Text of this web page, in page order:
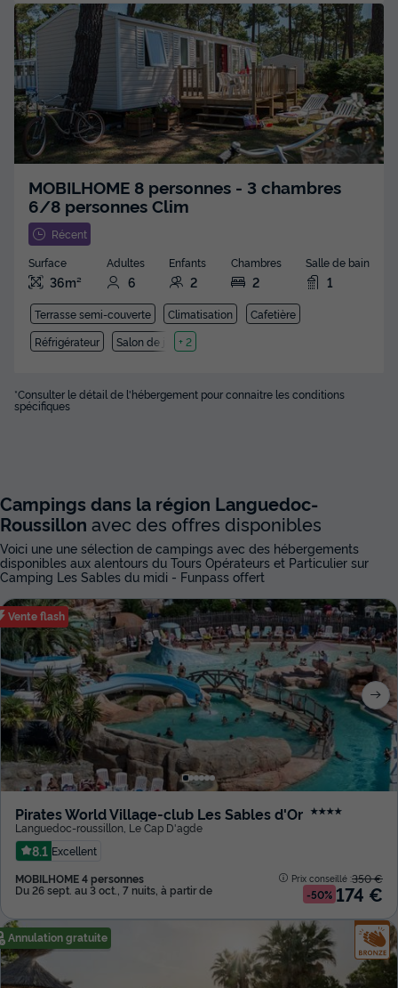
MOBILHOME 8 personnes - 3 chambres
6/8 personnes Clim
Récent
Surface
36m²
Adultes
6
Enfants
2
Chambres
2
Salle de bain
1
Terrasse semi-couverte Climatisation
Cafetière
Réfrigérateur
Salon de jardin
+ 2
*Consulter le détail de l'hébergement pour connaitre les conditions
spécifiques
Campings dans la région Languedoc-
Roussillon avec des offres disponibles
Voici une une sélection de campings avec des hébergements
disponibles aux alentours du Tours Opérateurs et Particulier sur
Camping Les Sables du midi - Funpass offert
Vente flash
Pirates World Village-club Les Sables d'Or ★★★★
Languedoc-roussillon Le Cap D'agde
8.1 Excellent
MOBILHOME 4 personnes
Du 26 sept. au 3 oct., 7 nuits, à partir de
Prix conseillé :350 €
-50% 174 €
Annulation gratuite